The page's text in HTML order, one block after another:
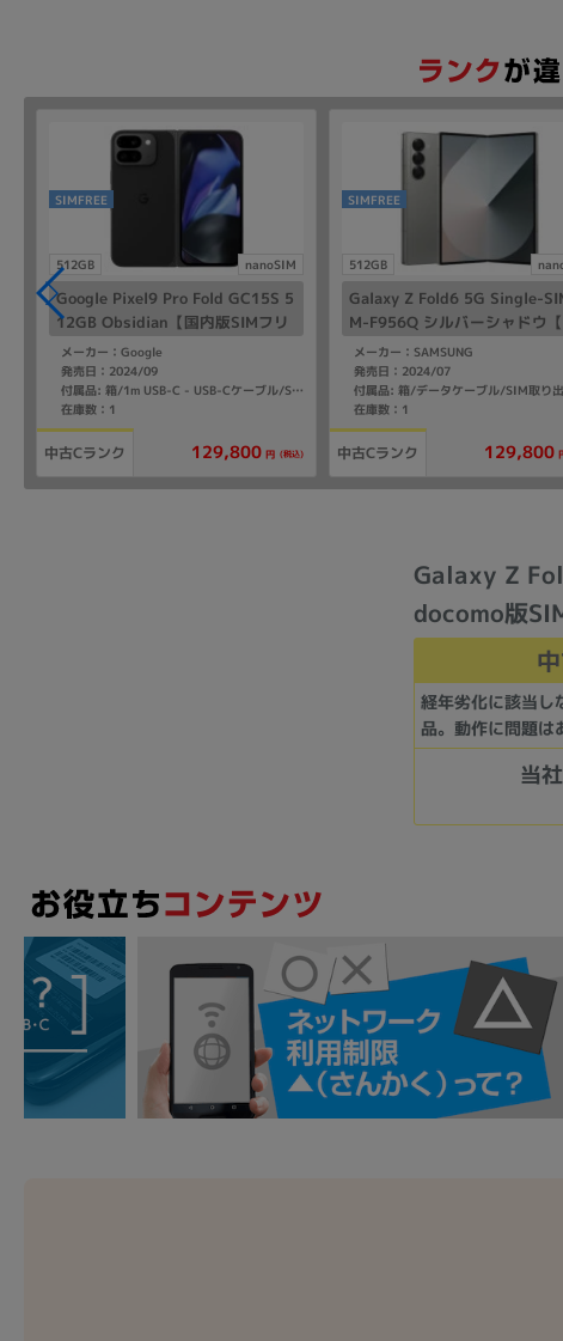
512GB nanoSIM
SIMFREE
Google Pixel9 Pro Fold GC15S 5
12GB Obsidian【国内版SIMフリ
ー】
メーカー：Google
発売日：2024/09
付属品: 箱/1m USB-C - USB-Cケーブル/SIM取り出しツール/マニュアル
在庫数：1
中古Cランク 129,800 円 (税込)
512GB
SIMFREE
Galaxy Z Fold6 5G Single-
M-F956Q シルバーシャドウ
M12GB/ROM512GB 国内版SIM
フリー】
メーカー：SAMSUNG
発売日：2024/07
在庫数：1
中古Cランク 129,800
Galaxy Z
docomo版
経年劣化に該当し
品。動作に問題は
当